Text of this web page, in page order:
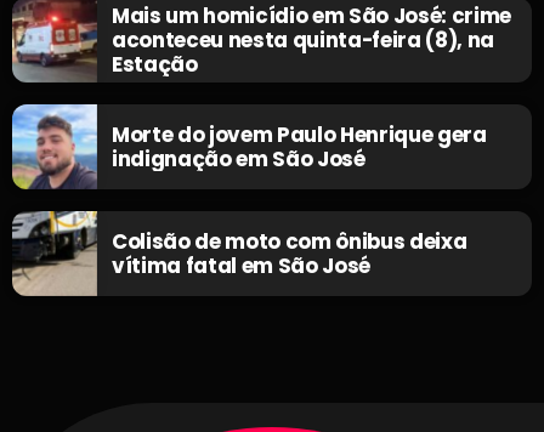
Mais um homicídio em São José: crime
aconteceu nesta quinta-feira (8), na
Estação
Morte do jovem Paulo Henrique gera
indignação em São José
Colisão de moto com ônibus deixa
vítima fatal em São José